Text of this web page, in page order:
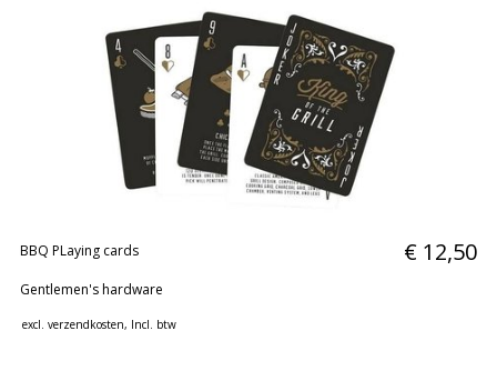
BBQ PLaying cards
Gentlemen's hardware
€ 12,50
excl. verzendkosten, Incl. btw